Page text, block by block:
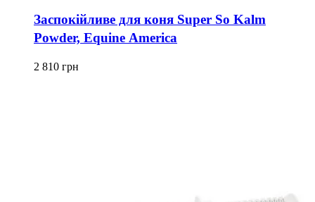
Заспокійливе для коня Super So Kalm
Powder, Equine America
2 810 грн